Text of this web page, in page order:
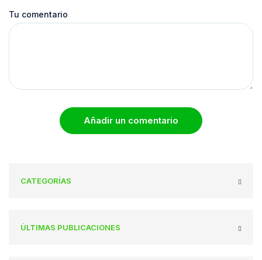
Tu comentario
Añadir un comentario
CATEGORÍAS
ÚLTIMAS PUBLICACIONES